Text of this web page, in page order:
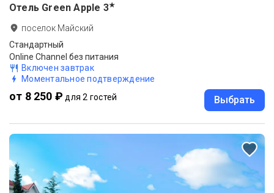
Отель Green Apple 3★
поселок Майский
Стандартный
Online Channel без питания
Включен завтрак
Моментальное подтверждение
от 8 250 ₽ для 2 гостей Выбрать